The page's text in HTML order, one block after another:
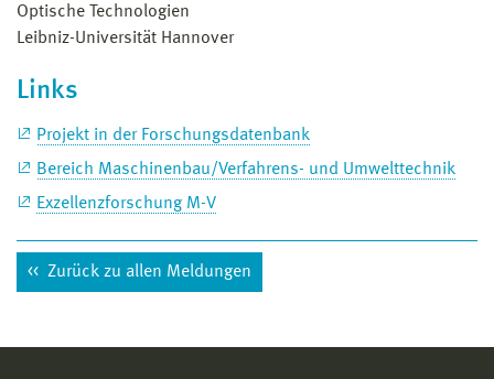
Optische Technologien
Leibniz-Universität Hannover
Links
Projekt in der Forschungsdatenbank
Bereich Maschinenbau/Verfahrens- und Umwelttechnik
Exzellenzforschung M-V
Zurück zu allen Meldungen